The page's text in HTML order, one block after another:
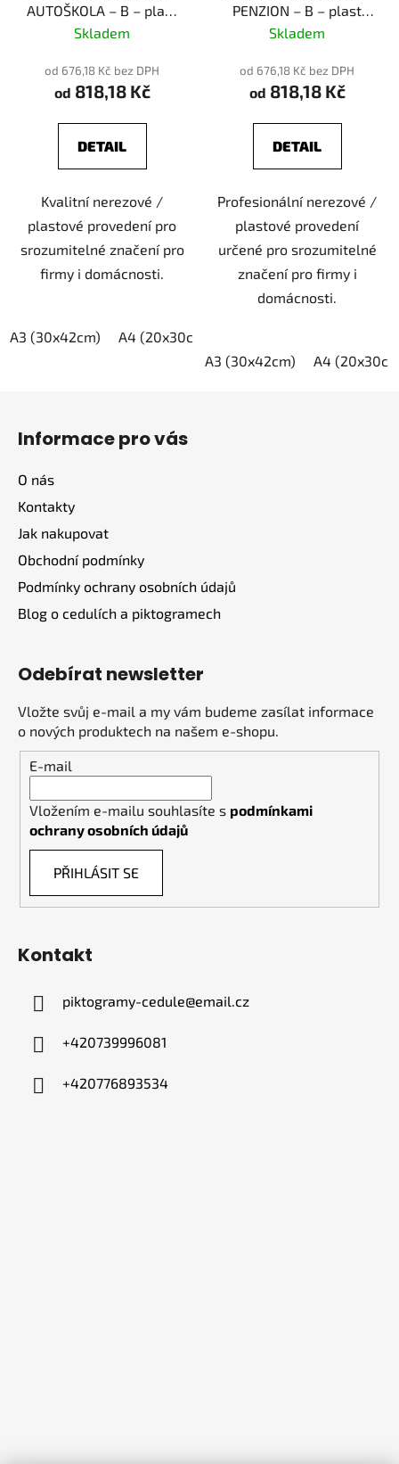
AUTOŠKOLA – B – plast
(piktogram)
Skladem
od 676,18 Kč bez DPH
od 818,18 Kč
DETAIL
Kvalitní nerezové /
plastové provedení pro
srozumitelné značení pro
firmy i domácnosti.
A3 (30x42cm) A4 (20x30cm)
PENZION – B – plast
(piktogram)
Skladem
od 676,18 Kč bez DPH
od 818,18 Kč
DETAIL
Profesionální nerezové /
plastové provedení
určené pro srozumitelné
značení pro firmy i
domácnosti.
A3 (30x42cm) A4
Informace pro vás
O nás
Kontakty
Jak nakupovat
Obchodní podmínky
Podmínky ochrany osobních údajů
Blog o cedulích a piktogramech
Odebírat newsletter
Vložte svůj e-mail a my vám budeme zasílat informace
o nových produktech na našem e-shopu.
E-mail
Vložením e-mailu souhlasíte s podmínkami
ochrany osobních údajů
PŘIHLÁSIT SE
Kontakt
piktogramy-cedule@email.cz
+420739996081
+420776893534